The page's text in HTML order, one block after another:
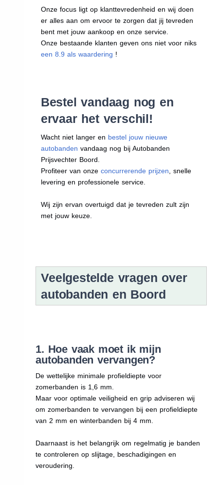
Onze focus ligt op klanttevredenheid en wij doen
er alles aan om ervoor te zorgen dat jij tevreden
bent met jouw aankoop en onze service.
Onze bestaande klanten geven ons niet voor niks
een 8.9 als waardering !
Bestel vandaag nog en
ervaar het verschil!
Wacht niet langer en bestel jouw nieuwe
autobanden vandaag nog bij Autobanden
Prijsvechter Boord.
Profiteer van onze concurrerende prijzen , snelle
levering en professionele service.
Wij zijn ervan overtuigd dat je tevreden zult zijn
met jouw keuze.
Veelgestelde vragen over
autobanden en Boord
1. Hoe vaak moet ik mijn
autobanden vervangen?
De wettelijke minimale profieldiepte voor
zomerbanden is 1,6 mm.
Maar voor optimale veiligheid en grip adviseren wij
om zomerbanden te vervangen bij een profieldiepte
van 2 mm en winterbanden bij 4 mm.
Daarnaast is het belangrijk om regelmatig je banden
te controleren op slijtage, beschadigingen en
veroudering.